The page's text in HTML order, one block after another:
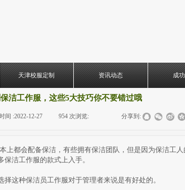
天津校服定制 资讯动态 成
洁工作服，这些5大技巧你不要错过哦
间 :2022-12-27 954 次浏览: 分享到:
会配备保洁，有些拥有保洁团队，但是因为保洁工人
洁工作服的款式上入手。
这种保洁员工作服对于管理者来说是有好处的。